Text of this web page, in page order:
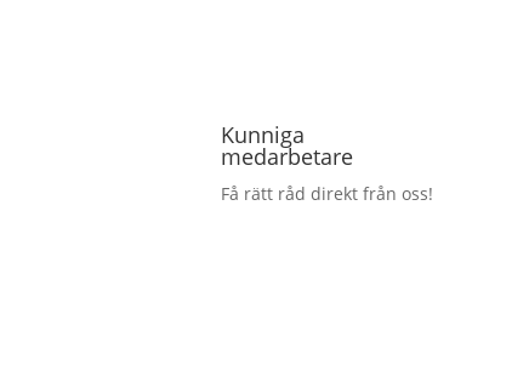
Kunniga
medarbetare
Få rätt råd direkt från oss!